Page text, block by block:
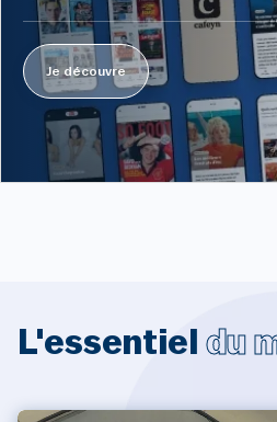
Je découvre
L'essentiel du